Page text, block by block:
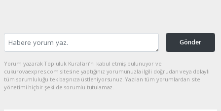
Gönder
Yorum yazarak Topluluk Kuralları’nı kabul etmiş bulunuyor ve
cukurovaexpres.com sitesine yaptığınız yorumunuzla ilgili doğrudan veya dolaylı
tüm sorumluluğu tek başınıza üstleniyorsunuz. Yazılan tüm yorumlardan site
yönetimi hiçbir şekilde sorumlu tutulamaz.